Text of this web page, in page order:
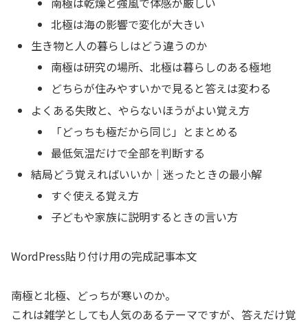
北極は海の影響で変化が大きい
生き物と人の暮らしはどう違うのか
南極は研究の場所、北極は暮らしのある極地
どちらが住みやすいかで見ると答えは変わる
よくある失敗と、やらないほうがよい覚え方
「どっちも極だから同じ」とまとめる
最低気温だけで全部を判断する
結局どう覚えればいいか｜迷ったときの最小解
すぐ使える覚え方
子どもや家族に説明するときの言い方
WordPress貼り付け用の完成記事本文
南極と北極、どっちが寒いのか。
これは雑学としても人気のあるテーマですが、答えだけ覚